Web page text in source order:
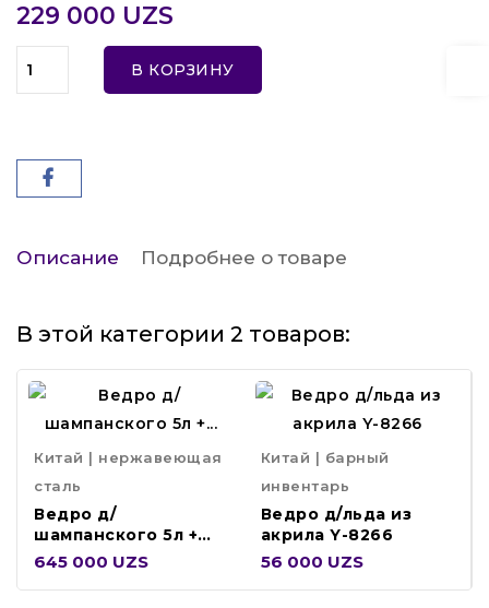
229 000 UZS
В КОРЗИНУ
Описание Подробнее о товаре
В этой категории 2 товаров:
Китай | нержавеющая
сталь
Ведро д/
шампанского 5л +
стойка 610мм J-9053
645 000 UZS
Китай | барный
инвентарь
Ведро д/льда из
акрила Y-8266
56 000 UZS